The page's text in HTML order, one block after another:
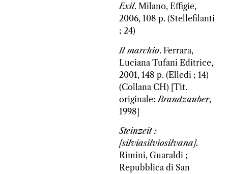
Exil. Milano, Effigie,
2006, 108 p. (Stellefilanti
; 24)
Il marchio. Ferrara,
Luciana Tufani Editrice,
2001, 148 p. (Elledi ; 14)
(Collana CH) [Tit.
originale: Brandzauber,
1998]
Steinzeit :
[silviasilviosilvana].
Rimini, Guaraldi ;
Repubblica di San